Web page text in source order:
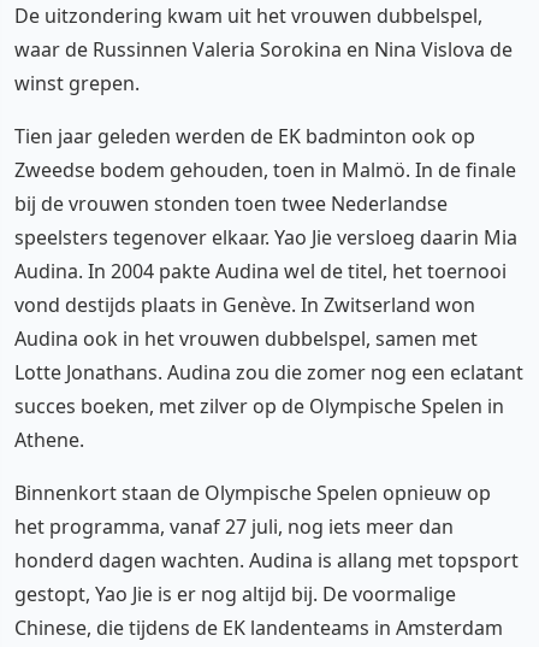
De uitzondering kwam uit het vrouwen dubbelspel,
waar de Russinnen Valeria Sorokina en Nina Vislova de
winst grepen.
Tien jaar geleden werden de EK badminton ook op
Zweedse bodem gehouden, toen in Malmö. In de finale
bij de vrouwen stonden toen twee Nederlandse
speelsters tegenover elkaar. Yao Jie versloeg daarin Mia
Audina. In 2004 pakte Audina wel de titel, het toernooi
vond destijds plaats in Genève. In Zwitserland won
Audina ook in het vrouwen dubbelspel, samen met
Lotte Jonathans. Audina zou die zomer nog een eclatant
succes boeken, met zilver op de Olympische Spelen in
Athene.
Binnenkort staan de Olympische Spelen opnieuw op
het programma, vanaf 27 juli, nog iets meer dan
honderd dagen wachten. Audina is allang met topsport
gestopt, Yao Jie is er nog altijd bij. De voormalige
Chinese, die tijdens de EK landenteams in Amsterdam